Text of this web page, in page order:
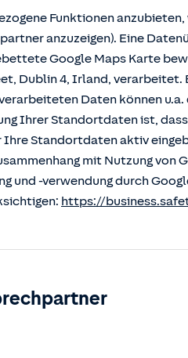
Funktionen
anzuzeigen). Eine
Google Maps Karte
Dublin 4, Irland, verarbeitet.
Daten können
Ihrer Standortdaten ist,
Ihre Standortdaten aktiv
mit Nutzung von
und -verwendung durch
https://